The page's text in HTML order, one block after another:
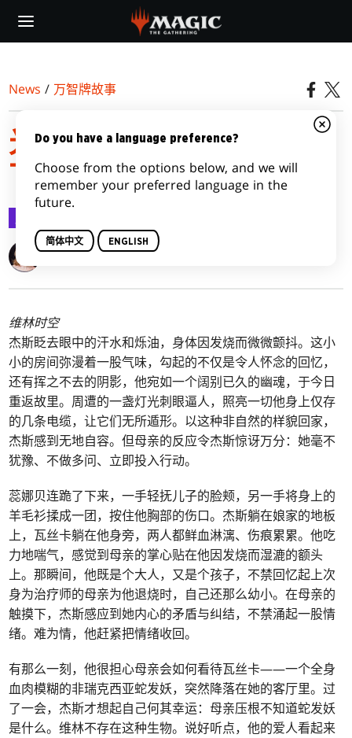
main
News / 万智牌故事
光雷驿镖客｜尾声 2：画
下句点，第二部分
Alison Lührs
维林时空
杰斯眨去眼中的汗水和烁油，身体因发烧而微微颤抖。这小
小的房间弥漫着一股气味，勾起的不仅是令人怀念的回忆，
还有挥之不去的阴影，他宛如一个阔别已久的幽魂，于今日
重返故里。周遭的一盏灯光刺眼逼人，照亮一切他身上仅存
的几条电缆，让它们无所遁形。以这种非自然的样貌回家，
杰斯感到无地自容。但母亲的反应令杰斯惊讶万分：她毫不
犹豫、不做多问、立即投入行动。
蕊娜贝连跪了下来，一手轻抚儿子的脸颊，另一手将身上的
羊毛衫揉成一团，按住他胸部的伤口。杰斯躺在娘家的地板
上，瓦丝卡躺在他身旁，两人都鲜血淋漓、伤痕累累。他吃
力地喘气，感觉到母亲的掌心贴在他因发烧而湿漉的额头
上。那瞬间，他既是个大人，又是个孩子，不禁回忆起上次
身为治疗师的母亲为他退烧时，自己还那么幼小。在母亲的
触摸下，杰斯感应到她内心的矛盾与纠结，不禁涌起一股情
绪。难为情，他赶紧把情绪收回。
有那么一刻，他很担心母亲会如何看待瓦丝卡——一个全身
血肉模糊的非瑞克西亚蛇发妖，突然降落在她的客厅里。过
了一会，杰斯才想起自己何其幸运：母亲压根不知道蛇发妖
是什么。维林不存在这种生物。说好听点，他的爱人看起来
Do you have a language preference?
Choose from the options below, and we will
remember your preferred language in the
future.
简体中文 ENGLISH